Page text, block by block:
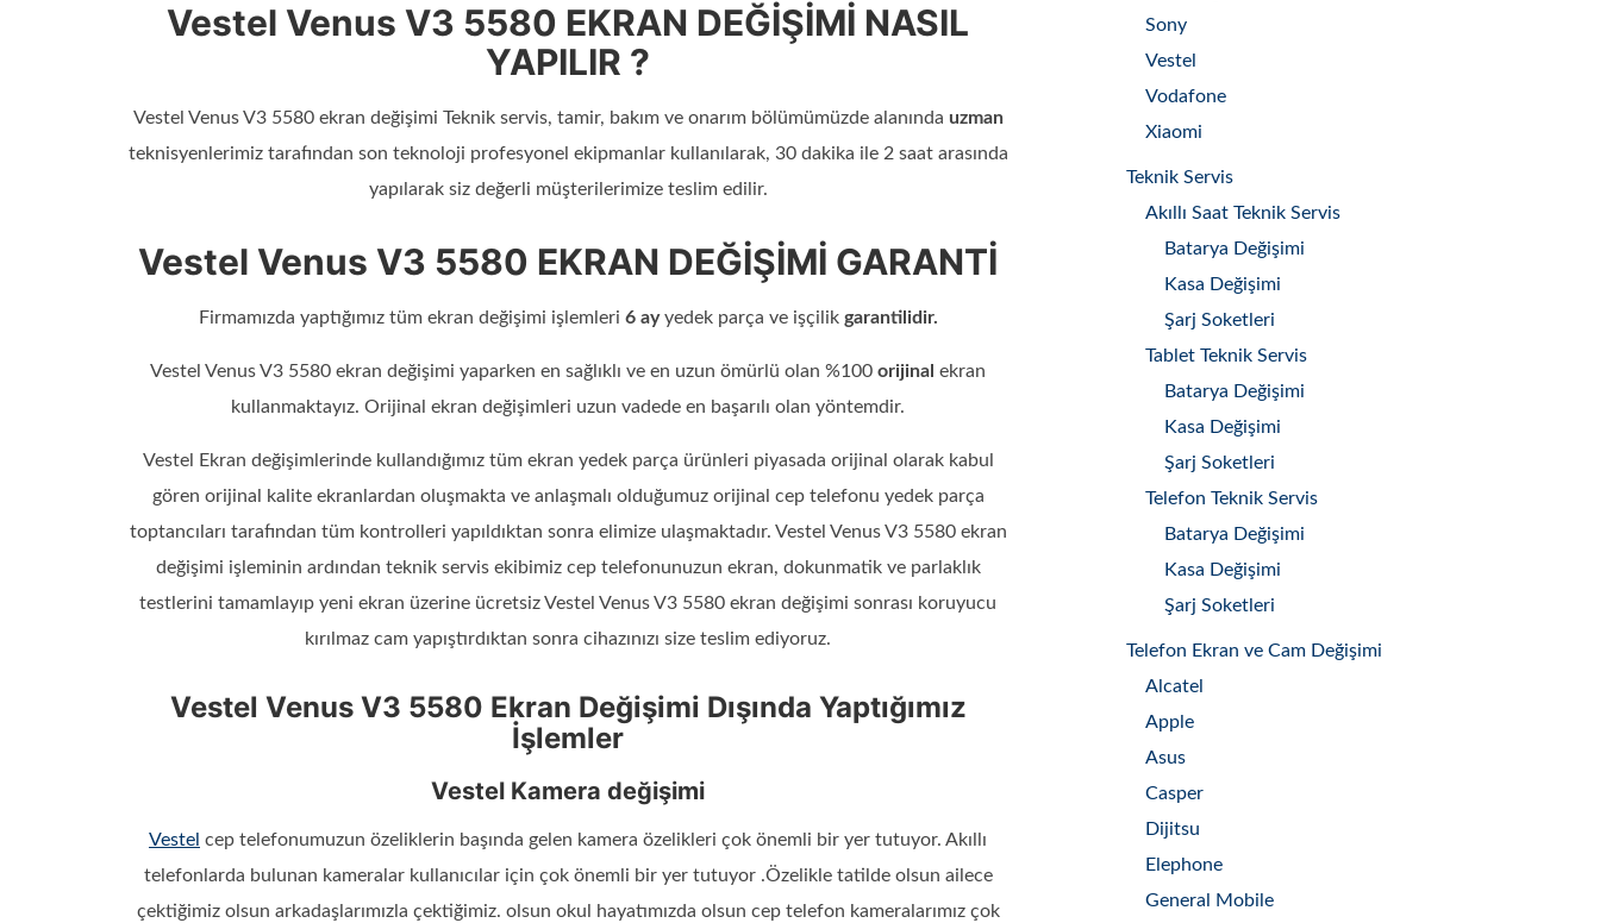
Vestel Venus V3 5580 EKRAN DEĞİŞİMİ NASIL
YAPILIR ?
Vestel Venus V3 5580 ekran değişimi Teknik servis, tamir, bakım ve onarım bölümümüzde alanında uzman
teknisyenlerimiz tarafından son teknoloji profesyonel ekipmanlar kullanılarak, 30 dakika ile 2 saat arasında
yapılarak siz değerli müşterilerimize teslim edilir.
Vestel Venus V3 5580 EKRAN DEĞİŞİMİ GARANTİ
Firmamızda yaptığımız tüm ekran değişimi işlemleri 6 ayyedek parça ve işçilik garantilidir.
Vestel Venus V3 5580 ekran değişimi yaparken en sağlıklı ve en uzun ömürlü olan %100 orijinal ekran
kullanmaktayız. Orijinal ekran değişimleri uzun vadede en başarılı olan yöntemdir.
Vestel Ekran değişimlerinde kullandığımız tüm ekran yedek parça ürünleri piyasada orijinal olarak kabul
gören orijinal kalite ekranlardan oluşmakta ve anlaşmalı olduğumuz orijinal cep telefonu yedek parça
toptancıları tarafından tüm kontrolleri yapıldıktan sonra elimize ulaşmaktadır. Vestel Venus V3 5580 ekran
değişimi işleminin ardından teknik servis ekibimiz cep telefonunuzun ekran, dokunmatik ve parlaklık
testlerini tamamlayıp yeni ekran üzerine ücretsiz Vestel Venus V3 5580 ekran değişimi sonrası koruyucu
kırılmaz cam yapıştırdıktan sonra cihazınızı size teslim ediyoruz.
Vestel Venus V3 5580 Ekran Değişimi Dışında Yaptığımız
İşlemler
Vestel Kamera değişimi
Vestel cep telefonumuzun özeliklerin başında gelen kamera özelikleri çok önemli bir yer tutuyor. Akıllı
telefonlarda bulunan kameralar kullanıcılar için çok önemli bir yer tutuyor .Özelikle tatilde olsun ailece
çektiğimiz olsun arkadaşlarımızla çektiğimiz. olsun okul hayatımızda olsun cep telefon kameralarımız çok
Sony
Vestel
Vodafone
Xiaomi
Teknik Servis
Akıllı Saat Teknik Servis
Batarya Değişimi
Kasa Değişimi
Şarj Soketleri
Tablet Teknik Servis
Batarya Değişimi
Kasa Değişimi
Şarj Soketleri
Telefon Teknik Servis
Batarya Değişimi
Kasa Değişimi
Şarj Soketleri
Telefon Ekran ve Cam Değişimi
Alcatel
Apple
Asus
Casper
Dijitsu
Elephone
General Mobile